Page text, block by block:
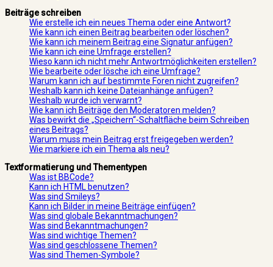
Beiträge schreiben
Wie erstelle ich ein neues Thema oder eine Antwort?
Wie kann ich einen Beitrag bearbeiten oder löschen?
Wie kann ich meinem Beitrag eine Signatur anfügen?
Wie kann ich eine Umfrage erstellen?
Wieso kann ich nicht mehr Antwortmöglichkeiten erstellen?
Wie bearbeite oder lösche ich eine Umfrage?
Warum kann ich auf bestimmte Foren nicht zugreifen?
Weshalb kann ich keine Dateianhänge anfügen?
Weshalb wurde ich verwarnt?
Wie kann ich Beiträge den Moderatoren melden?
Was bewirkt die „Speichern“-Schaltfläche beim Schreiben
eines Beitrags?
Warum muss mein Beitrag erst freigegeben werden?
Wie markiere ich ein Thema als neu?
Textformatierung und Thementypen
Was ist BBCode?
Kann ich HTML benutzen?
Was sind Smileys?
Kann ich Bilder in meine Beiträge einfügen?
Was sind globale Bekanntmachungen?
Was sind Bekanntmachungen?
Was sind wichtige Themen?
Was sind geschlossene Themen?
Was sind Themen-Symbole?